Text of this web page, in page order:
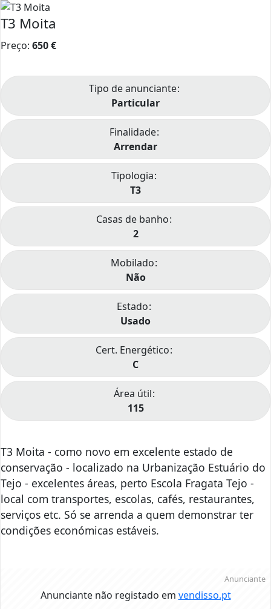
T3 Moita
Preço: 650€
Tipo de anunciante
Particular
Finalidade
Arrendar
Tipologia
T3
Casas de banho
2
Mobilado
Não
Estado
Usado
Cert. Energético
C
Área útil
115
T3 Moita - como novo em excelente estado de
conservação - localizado na Urbanização Estuário do
Tejo - excelentes áreas, perto Escola Fragata Tejo -
local com transportes, escolas, cafés, restaurantes,
serviços etc. Só se arrenda a quem demonstrar ter
condições económicas estáveis.
Anunciante
Anunciante não registado em vendisso.pt